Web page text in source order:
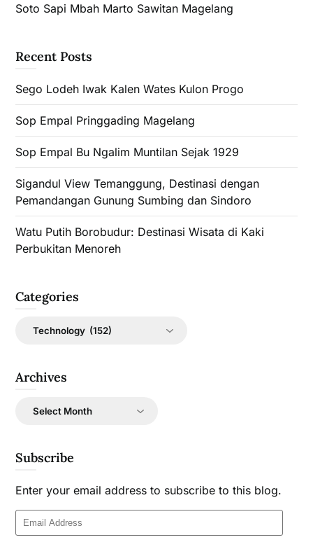
Soto Sapi Mbah Marto Sawitan Magelang
Recent Posts
Sego Lodeh Iwak Kalen Wates Kulon Progo
Sop Empal Pringgading Magelang
Sop Empal Bu Ngalim Muntilan Sejak 1929
Sigandul View Temanggung, Destinasi dengan
Pemandangan Gunung Sumbing dan Sindoro
Watu Putih Borobudur: Destinasi Wisata di Kaki
Perbukitan Menoreh
Categories
Categories
Archives
Archives
Subscribe
Enter your email address to subscribe to this blog.
Email
Address